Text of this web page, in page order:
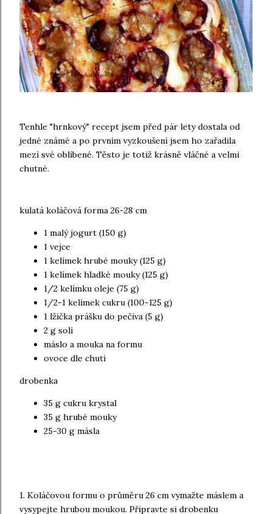
Tenhle "hrnkový" recept jsem před pár lety dostala od
jedné známé a po prvním vyzkoušení jsem ho zařadila
mezi své oblíbené. Těsto je totiž krásně vláčné a velmi
chutné.
kulatá koláčová forma 26-28 cm
1 malý jogurt (150 g)
1 vejce
1 kelímek hrubé mouky (125 g)
1 kelímek hladké mouky (125 g)
1/2 kelímku oleje (75 g)
1/2-1 kelímek cukru (100-125 g)
1 lžička prášku do pečiva (5 g)
2 g soli
máslo a mouka na formu
ovoce dle chuti
drobenka
35 g cukru krystal
35 g hrubé mouky
25-30 g másla
1. Koláčovou formu o průměru 26 cm vymažte máslem a
vysypejte hrubou moukou. Připravte si drobenku